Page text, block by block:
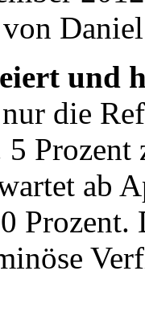
von
und
die
ab